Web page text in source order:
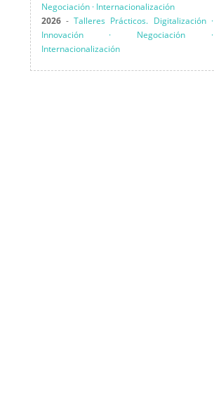
Negociación · Internacionalización
2026-Talleres Prácticos. Digitalización ·
Innovación · Negociación ·
Internacionalización